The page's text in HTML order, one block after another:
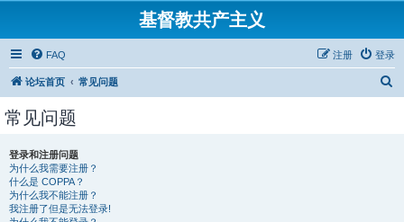
基督教共产主义
FAQ 登录
注册
论坛首页 常见问题
常见问题
登录和注册问题
为什么我需要注册？
什么是 COPPA？
为什么我不能注册？
我注册了但是无法登录!